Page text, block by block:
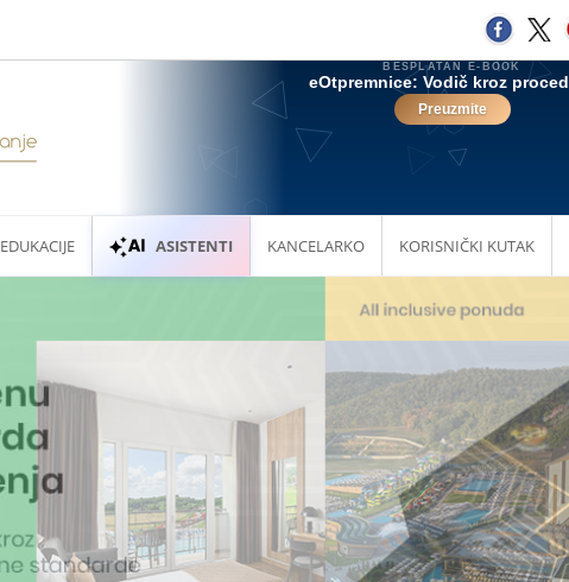
EDUKACIJE ASISTENTI KANCELARKO KORISNIČKI KUTAK